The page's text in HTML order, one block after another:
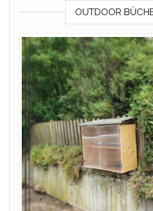
OUTDOOR